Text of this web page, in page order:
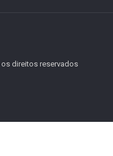
direitos reservados